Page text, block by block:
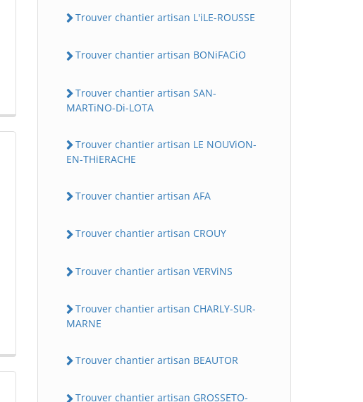
Trouver chantier artisan L'iLE-ROUSSE
Trouver chantier artisan BONiFACiO
Trouver chantier artisan SAN-
MARTiNO-Di-LOTA
Trouver chantier artisan LE NOUViON-
EN-THiERACHE
Trouver chantier artisan AFA
Trouver chantier artisan CROUY
Trouver chantier artisan VERViNS
Trouver chantier artisan CHARLY-SUR-
MARNE
Trouver chantier artisan BEAUTOR
Trouver chantier artisan GROSSETO-